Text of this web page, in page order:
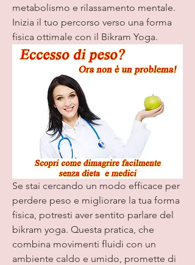
metabolismo e rilassamento mentale.
Inizia il tuo percorso verso una forma
fisica ottimale con il Bikram Yoga.
Se stai cercando un modo efficace per
perdere peso e migliorare la tua forma
fisica, potresti aver sentito parlare del
bikram yoga. Questa pratica, che
combina movimenti fluidi con un
ambiente caldo e umido, promette di